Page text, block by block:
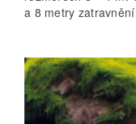
a 8 metry